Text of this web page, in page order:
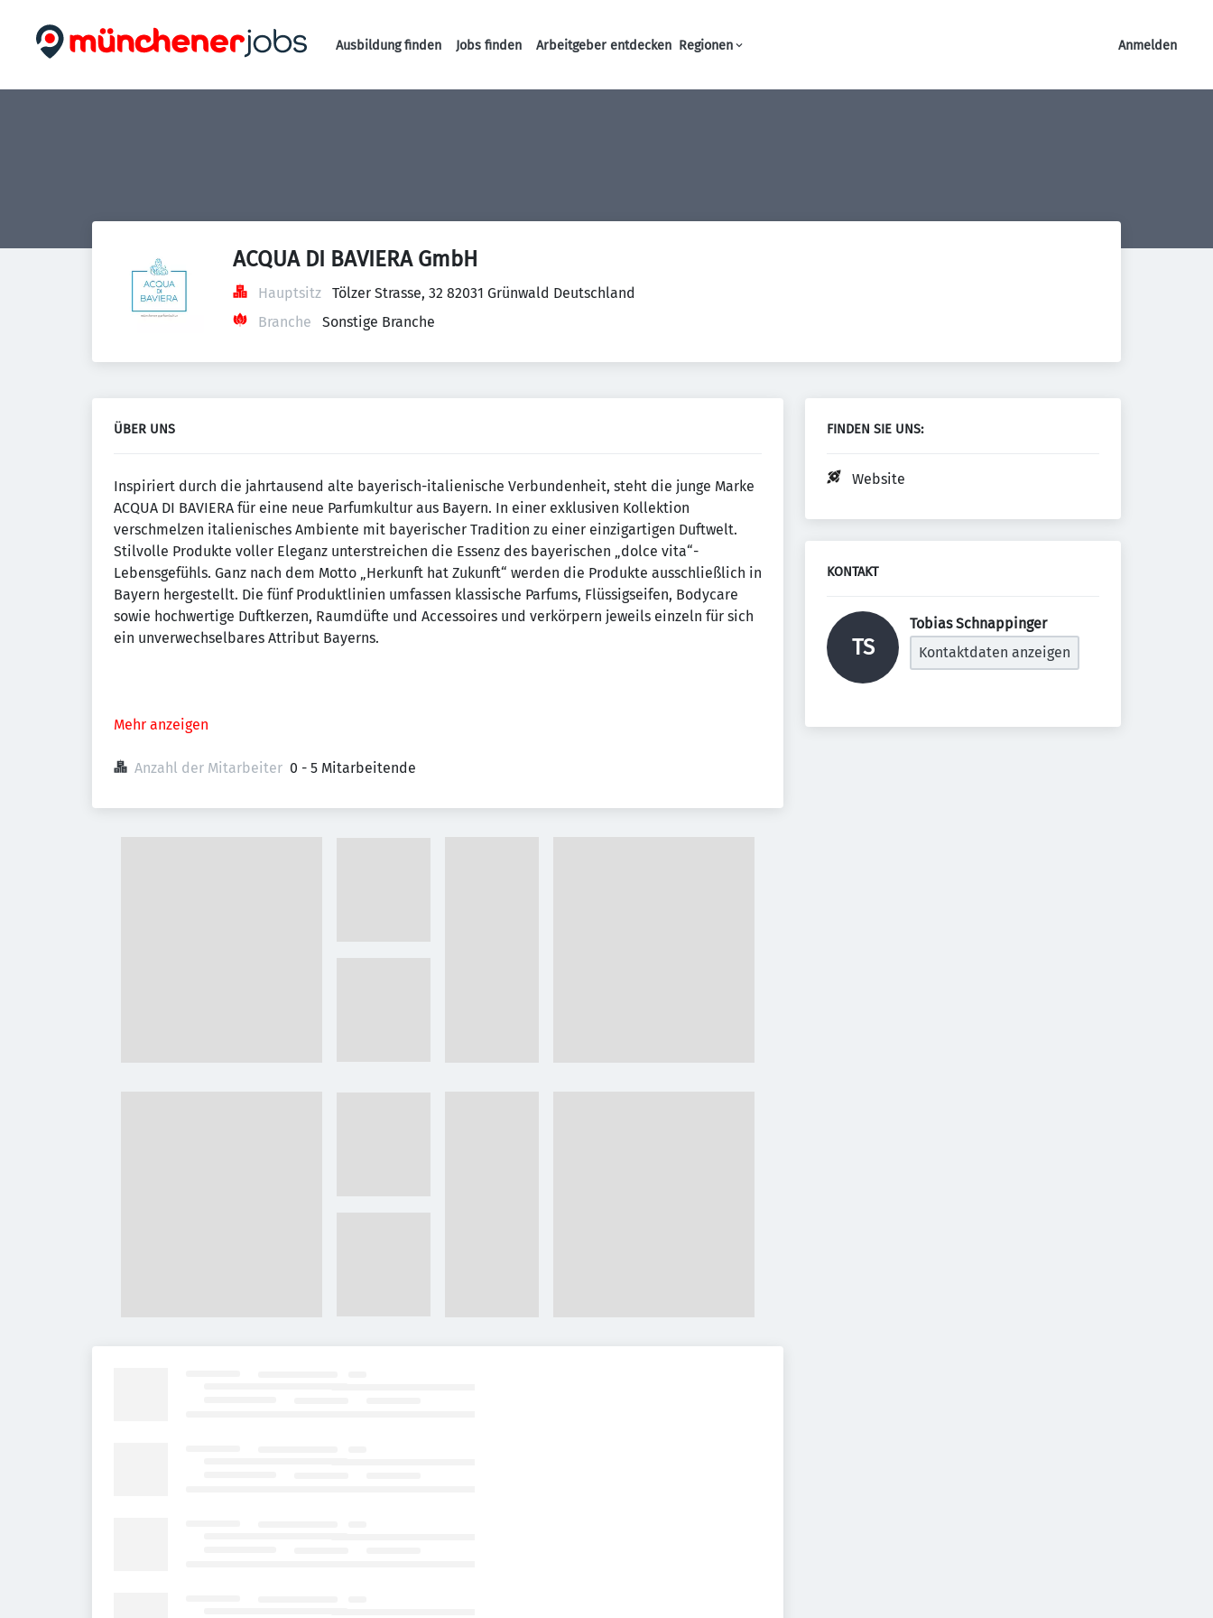
Haupt-Navigation
Ausbildung finden Jobs finden Arbeitgeber entdecken Regionen Anmelden
ACQUA DI BAVIERA GmbH
Hauptsitz
Tölzer Strasse, 32 82031 Grünwald Deutschland
Branche
Sonstige Branche
ÜBER UNS
Inspiriert durch die jahrtausend alte bayerisch-italienische Verbundenheit, steht die junge Marke
ACQUA DI BAVIERA für eine neue Parfumkultur aus Bayern. In einer exklusiven Kollektion
verschmelzen italienisches Ambiente mit bayerischer Tradition zu einer einzigartigen Duftwelt.
Stilvolle Produkte voller Eleganz unterstreichen die Essenz des bayerischen „dolce vita“-
Lebensgefühls. Ganz nach dem Motto „Herkunft hat Zukunft“ werden die Produkte ausschließlich in
Bayern hergestellt. Die fünf Produktlinien umfassen klassische Parfums, Flüssigseifen, Bodycare
sowie hochwertige Duftkerzen, Raumdüfte und Accessoires und verkörpern jeweils einzeln für sich
ein unverwechselbares Attribut Bayerns.
Mehr anzeigen
Anzahl der Mitarbeiter 0 - 5 Mitarbeitende
FINDEN SIE UNS:
Website
KONTAKT
TS
Tobias Schnappinger
Kontaktdaten anzeigen